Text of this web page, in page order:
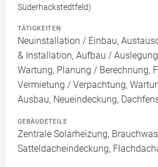
Süderhackstedtfeld)
TÄTIGKEITEN
Neuinstallation / Einbau,
& Installation, Aufbau /
Wartung, Planung / Berechnung,
Vermietung / Verpachtung,
Ausbau, Neueindeckung,
GEBÄUDETEILE
Zentrale Solarheizung,
Satteldacheindeckung,